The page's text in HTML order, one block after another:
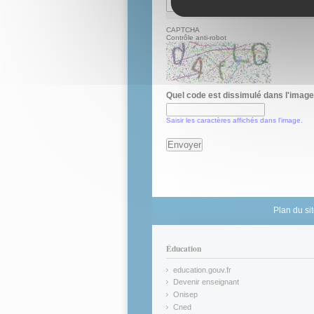
CAPTCHA
Contrôle anti-robot
Quel code est dissimulé dans
Saisir les caractères affichés dans l'image.
Plan du
Éducation
education.gouv.fr
(link is external)
Devenir enseignant
(link is external)
Onisep
(link is external)
Cned